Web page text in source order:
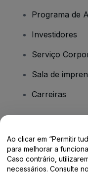
Programa de
Investidores
Serviço
Sala de
Carreiras
Centro de
Ao clicar em “Permitir
para melhorar a
Caso contrário,
necessários. Consulte